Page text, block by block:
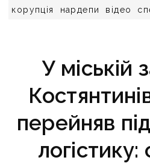
корупція
нардепи відео
У міській
перейняв
логістику: